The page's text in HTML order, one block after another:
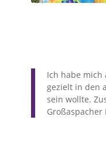
Ich habe mich
gezielt in den
sein wollte.